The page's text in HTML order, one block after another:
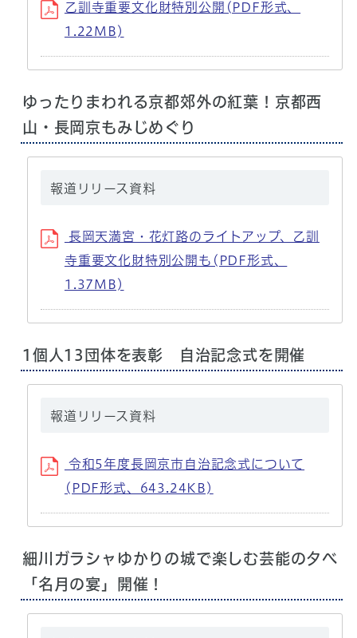
乙訓寺重要文化財特別公開(PDF形式、
1.22MB)
ゆったりまわれる京都郊外の紅葉！京都西
山・長岡京もみじめぐり
報道リリース資料
長岡天満宮・花灯路のライトアップ、乙訓
寺重要文化財特別公開も(PDF形式、
1.37MB)
1個人13団体を表彰 自治記念式を開催
報道リリース資料
令和5年度長岡京市自治記念式について
(PDF形式、643.24KB)
細川ガラシャゆかりの城で楽しむ芸能の夕べ
「名月の宴」開催！